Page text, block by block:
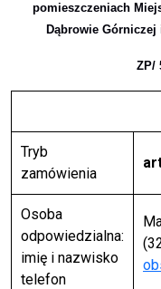
pomieszczeniach
Dąbrowie
ZP/
Tryb
zamówienia
Osoba
odpowiedzialna:
imię i nazwisko
telefon